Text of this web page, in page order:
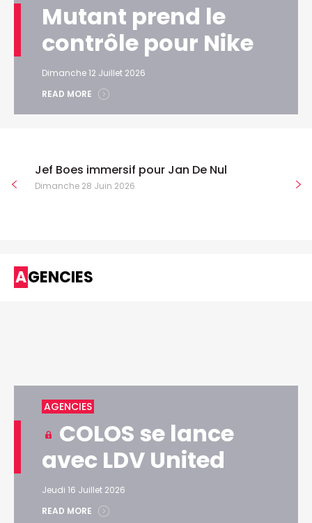
Mutant prend le
contrôle pour Nike
Dimanche 12 Juillet 2026
READ MORE
Jef Boes immersif pour Jan De Nul
Dimanche 28 Juin 2026
AGENCIES
AGENCIES
COLOS se lance
avec LDV United
Jeudi 16 Juillet 2026
READ MORE